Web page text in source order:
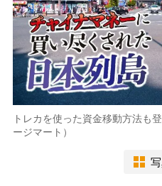
トレカを使った資金移動方法も
ージマート）